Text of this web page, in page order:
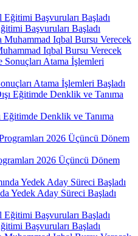
Başvuruları Başladı
Iqbal Bursu Verecek
Atama İşlemleri Başladı
Eğitimde Denklik ve Tanıma
2026 Üçüncü Dönem
Yedek Aday Süreci Başladı
Başvuruları Başladı